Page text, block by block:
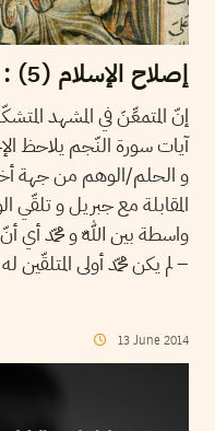
إصلاح الإسلام (5) : محمّد و الوحي
إنّ المتمعِّنَ في المشهد
آيات سورة النّجم يلاحظ
و الحلم/الوهم من جهة
المقابلة مع جبريل و
واسطة بين اللّه و محمّد
– لم يكن محمّد أولى
13 June 2014